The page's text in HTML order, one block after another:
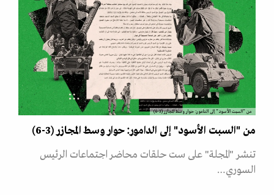
من "السبت الأسود" إلى الدامور: حوار وسط المجازر (3-6)
من "السبت الأسود" إلى الدامور: حوار وسط المجازر (3-6)
تنشر "المجلة" على ست حلقات محاضر اجتماعات الرئيس
السوري…